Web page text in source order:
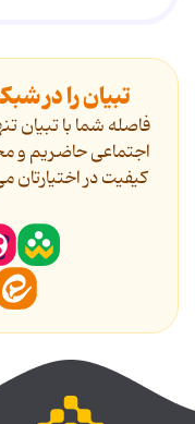
تبیان را در
فاصله شما با
اجتماعی حاضریم و
کیفیت در اختیارتان